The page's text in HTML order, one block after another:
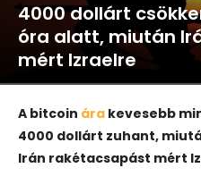
4000 dollárt
óra alatt, miután
mért Izraelre
A bitcoin ára kevesebb
4000 dollárt zuhant,
Irán rakétacsapást mért